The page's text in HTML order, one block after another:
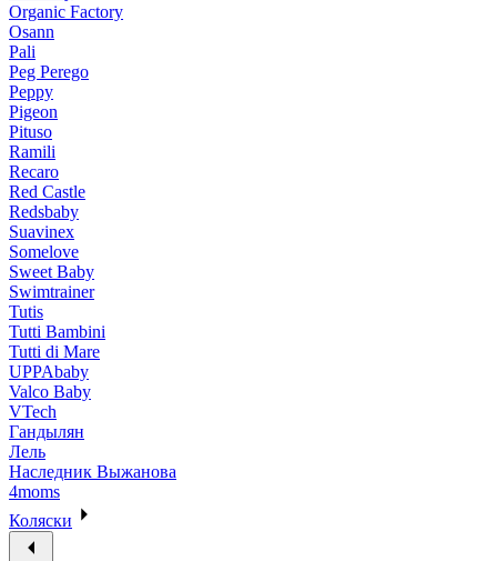
Organic Factory
Osann
Pali
Peg Perego
Peppy
Pigeon
Pituso
Ramili
Recaro
Red Castle
Redsbaby
Suavinex
Somelove
Sweet Baby
Swimtrainer
Tutis
Tutti Bambini
Tutti di Mare
UPPAbaby
Valco Baby
VTech
Гандылян
Лель
Наследник Выжанова
4moms
Коляски